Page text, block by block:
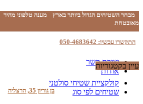
מבחר השטיחים הגדול ביותר בארץ מענה טלפוני מהיר
מאובטחת
התקשרו עכשיו: 050-4683642
יצירת קשר
אודות
בן גוריון 35, הרצליה
עיין בקטגוריות
קולקציית שטיחי סולטני
שטיחים לפי סוג